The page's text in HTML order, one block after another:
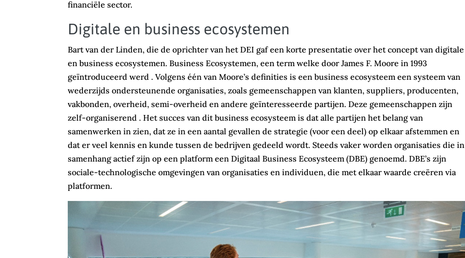
financiële sector.
Digitale en business ecosystemen
Bart van der Linden, die de oprichter van het DEI gaf een korte presentatie over het concept van digitale
en business ecosystemen. Business Ecosystemen, een term welke door James F. Moore in 1993
geïntroduceerd werd . Volgens één van Moore’s definities is een business ecosysteem een systeem van
wederzijds ondersteunende organisaties, zoals gemeenschappen van klanten, suppliers, producenten,
vakbonden, overheid, semi-overheid en andere geïnteresseerde partijen. Deze gemeenschappen zijn
zelf-organiserend . Het succes van dit business ecosysteem is dat alle partijen het belang van
samenwerken in zien, dat ze in een aantal gevallen de strategie (voor een deel) op elkaar afstemmen en
dat er veel kennis en kunde tussen de bedrijven gedeeld wordt. Steeds vaker worden organisaties die in
samenhang actief zijn op een platform een Digitaal Business Ecosysteem (DBE) genoemd. DBE’s zijn
sociale-technologische omgevingen van organisaties en individuen, die met elkaar waarde creëren via
platformen.